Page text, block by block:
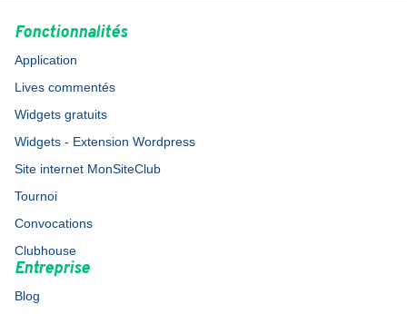
Fonctionnalités
Application
Lives commentés
Widgets gratuits
Widgets - Extension Wordpress
Site internet MonSiteClub
Tournoi
Convocations
Clubhouse
Entreprise
Blog